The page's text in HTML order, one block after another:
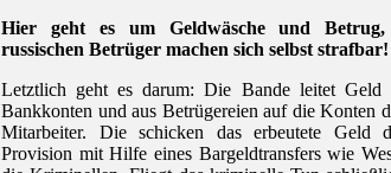
Hier geht es um Geldwäsche und
russischen Betrüger machen sich selbst strafbar!
Letztlich geht es darum: Die Bande leitet Geld
Bankkonten und aus Betrügereien auf die Konten
Mitarbeiter. Die schicken das erbeutete Geld
Provision mit Hilfe eines Bargeldtransfers wie